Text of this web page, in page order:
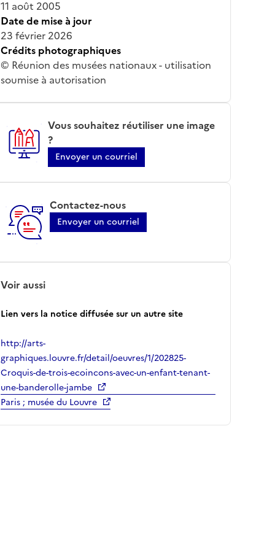
11 août 2005
Date de mise à jour
23 février 2026
Crédits photographiques
© Réunion des musées nationaux - utilisation
soumise à autorisation
Vous souhaitez réutiliser une image
?
Envoyer un courriel
Contactez-nous
Envoyer un courriel
Voir aussi
Lien vers la notice diffusée sur un autre site
http://arts-
graphiques.louvre.fr/detail/oeuvres/1/202825-
Croquis-de-trois-ecoincons-avec-un-enfant-tenant-
une-banderolle-jambe
Paris ; musée du Louvre